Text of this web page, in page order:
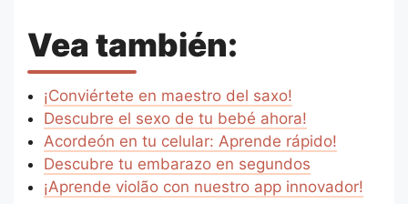
Vea también:
¡Conviértete en maestro del saxo!
Descubre el sexo de tu bebé ahora!
Acordeón en tu celular: Aprende rápido!
Descubre tu embarazo en segundos
¡Aprende violão con nuestro app innovador!